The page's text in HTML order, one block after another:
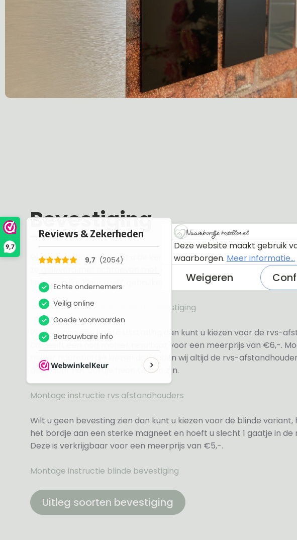
9,7
Bevestiging
Bij de naambordjes heeft u de keuze uit 3 soorten bevestiging.
ze geleverd met schroeven met 4 zwarte en 4 witte afdekdopjes
kiezen welke kleur u wilt gebruiken.
Montage instructie standaard bevestiging
Wilt u graag een luxere uitstraling dan kunt u kiezen voor de rvs-
Dit geeft een nog mooier resultaat voor een meerprijs van €6,-.
helder naambordje kiezen dan raden wij altijd de rvs-
deze door het bordje heen te zien zijn.
Montage instructie rvs afstandhouders
Wilt u geen bevesting zien dan kunt u kiezen voor de blinde variant,
het bordje aan een sterke magneet en hoeft u slecht 1 gaatje in de
Deze is verkrijgbaar voor een meerprijs van €5,-.
Montage instructie blinde bevestiging
Uitleg soorten bevestiging
Deze website maakt gebruik
waarborgen. Meer informatie...
Weigeren